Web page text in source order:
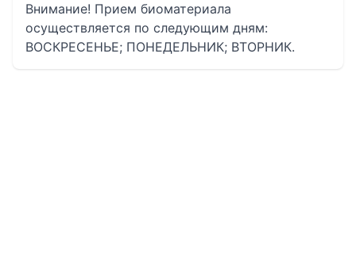
Внимание! Прием биоматериала
осуществляется по следующим дням:
ВОСКРЕСЕНЬЕ; ПОНЕДЕЛЬНИК; ВТОРНИК.